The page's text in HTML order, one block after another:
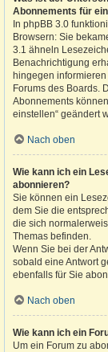
Abonnements für
In phpBB 3.0
Browsern: Sie
3.1 ähneln
Benachrichtigung
hingegen
Forums des Boards.
Abonnements
einstellen“ geändert
Nach oben
Wie kann ich ein
abonnieren?
Sie können ein
dem Sie die
die sich
Themas befinden.
Wenn Sie bei der
sobald eine Antwort
ebenfalls für Sie
Nach oben
Wie kann ich ein
Um ein Forum zu